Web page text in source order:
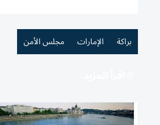
براكة الإمارات مجلس الأمن